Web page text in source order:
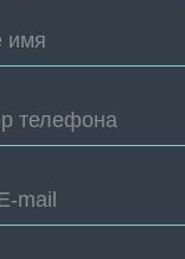
имя
телефона
mail